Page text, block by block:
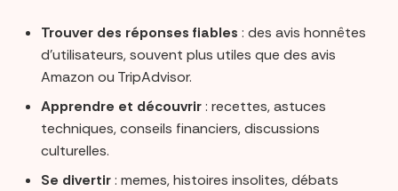
Trouver des réponses fiables : des avis honnêtes
d’utilisateurs, souvent plus utiles que des avis
Amazon ou TripAdvisor.
Apprendre et découvrir: recettes, astuces
techniques, conseils financiers, discussions
culturelles.
Se divertir: memes, histoires insolites, débats